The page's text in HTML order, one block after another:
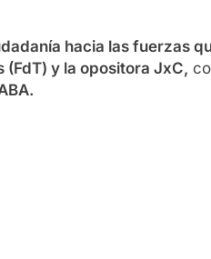
hacia las fuerzas
(FdT) y la opositora JxC,